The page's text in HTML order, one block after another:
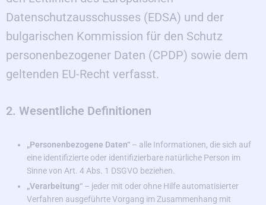
Datenschutzausschusses (EDSA) und der
bulgarischen Kommission für den Schutz
personenbezogener Daten (CPDP) sowie dem
geltenden EU-Recht verfasst.
2. Wesentliche Definitionen
„Personenbezogene Daten“ – alle Informationen, die sich auf
eine identifizierte oder identifizierbare natürliche Person im
Sinne von Art. 4 Abs. 1 DSGVO beziehen.
„Verarbeitung“ – jeder mit oder ohne Hilfe automatisierter
Verfahren ausgeführte Vorgang im Zusammenhang mit